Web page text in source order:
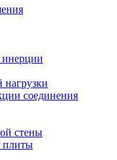
инерции
нагрузки
соединения
стены
плиты